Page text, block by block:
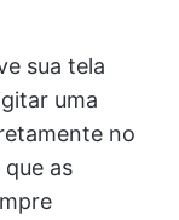
sua tela
uma
no
as